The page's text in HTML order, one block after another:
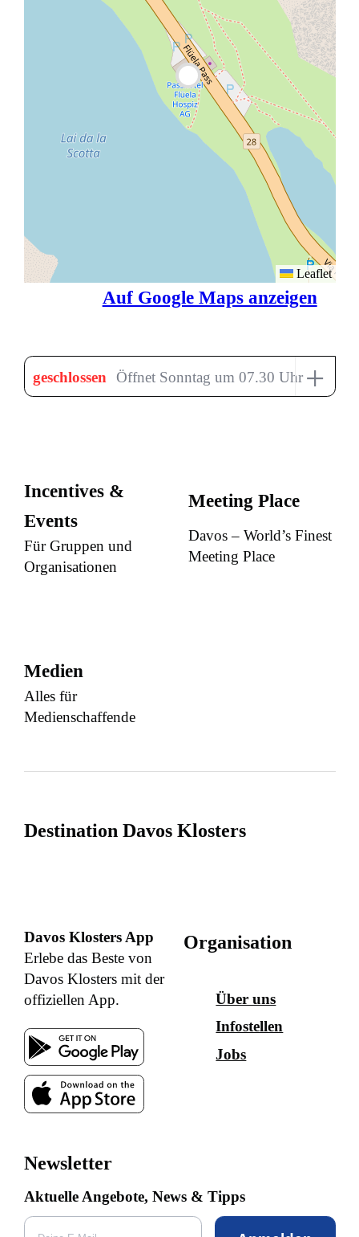
Leaflet
Auf Google Maps anzeigen
geschlossen Öffnet Sonntag um 07.30 Uhr +
Incentives &
Events
Für Gruppen und
Organisationen
Meeting Place
Davos – World’s Finest
Meeting Place
Medien
Alles für
Medienschaffende
Destination Davos Klosters
Davos Klosters App
Erlebe das Beste von
Davos Klosters mit der
offiziellen App.
Organisation
Über uns
Infostellen
Jobs
Newsletter
Aktuelle Angebote, News & Tipps